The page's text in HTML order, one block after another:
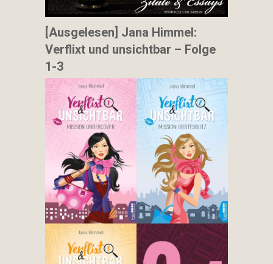
[Ausgelesen] Jana Himmel:
Verflixt und unsichtbar – Folge
1-3